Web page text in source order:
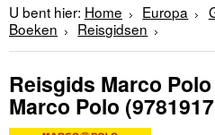
U bent hier: Home Europa
Boeken
Reisgidsen
Reisgids Marco
Marco Polo